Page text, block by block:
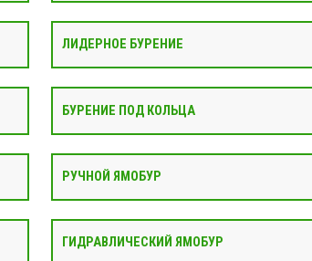
ЛИДЕРНОЕ БУРЕНИЕ
БУРЕНИЕ ПОД КОЛЬЦА
РУЧНОЙ ЯМОБУР
ГИДРАВЛИЧЕСКИЙ ЯМОБУР